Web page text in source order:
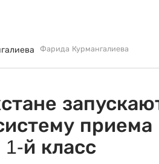
Фарида Курмангалиева
приема
й класс